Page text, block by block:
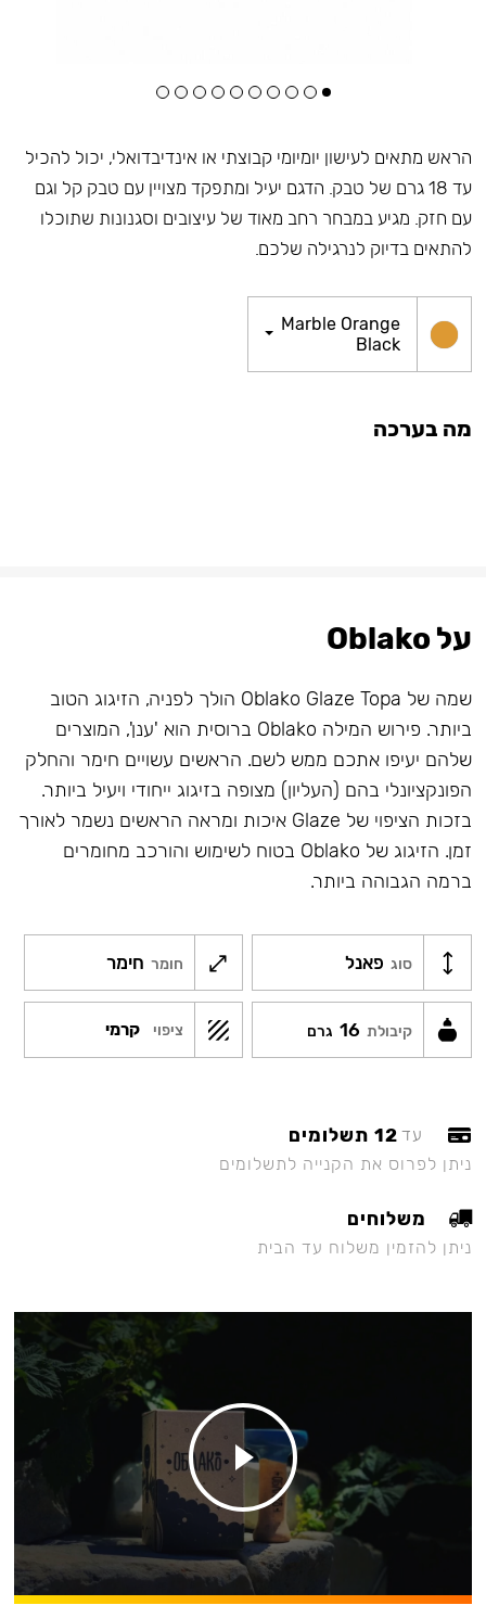
הראש מתאים לעישון יומיומי קבוצתי או אינדיבדואלי, יכול להכיל
עד 18 גרם של טבק. הדגם יעיל ומתפקד מצויין עם טבק קל וגם
עם חזק. מגיע במבחר רחב מאוד של עיצובים וסגנונות שתוכלו
להתאים בדיוק לנרגילה שלכם.
Marble Orange
Black
מה בערכה
על Oblako
שמה של Oblako Glaze Topa הולך לפניה, הזיגוג הטוב
ביותר. פירוש המילה Oblako ברוסית הוא 'ענן', המוצרים
שלהם יעיפו אתכם ממש לשם. הראשים עשויים חימר והחלק
הפונקציונלי בהם (העליון) מצופה בזיגוג ייחודי ויעיל ביותר.
בזכות הציפוי של Glaze איכות ומראה הראשים נשמר לאורך
זמן. הזיגוג של Oblako בטוח לשימוש והורכב מחומרים
ברמה הגבוהה ביותר.
סוג פאנל חומר חימר
קיבולת 16 גרם ציפוי קרמי
עד 12 תשלומים
ניתן לפרוס את הקנייה לתשלומים
משלוחים
ניתן להזמין משלוח עד הבית